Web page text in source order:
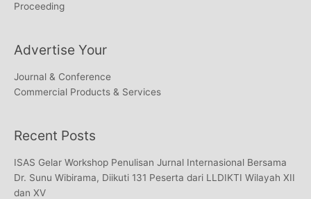
Proceeding
Advertise Your
Journal & Conference
Commercial Products & Services
Recent Posts
ISAS Gelar Workshop Penulisan Jurnal Internasional Bersama
Dr. Sunu Wibirama, Diikuti 131 Peserta dari LLDIKTI Wilayah XII
dan XV